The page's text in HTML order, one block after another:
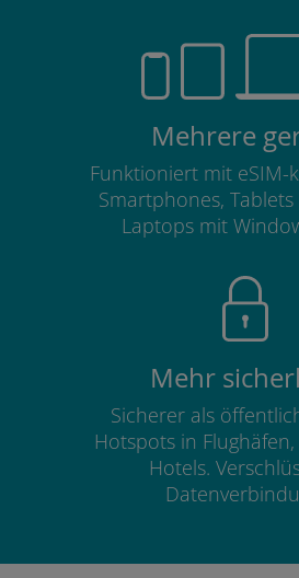
Mehrere
Funktioniert mit eSIM-
Smartphones,
Laptops mit
Mehr
Sicherer als
Hotspots in
Hotels.